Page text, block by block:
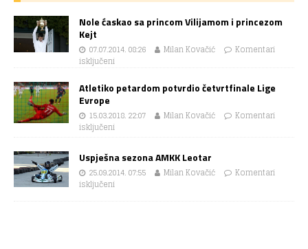
Nole ćaskao sa princom Vilijamom i princezom
Kejt
07.07.2014. 08:26 Milan Kovačić
Komentari
isključeni
Atletiko petardom potvrdio četvrtfinale Lige
Evrope
15.03.2018. 22:07 Milan Kovačić
Komentari
isključeni
Uspješna sezona AMKK Leotar
25.09.2014. 07:55 Milan Kovačić
Komentari
isključeni